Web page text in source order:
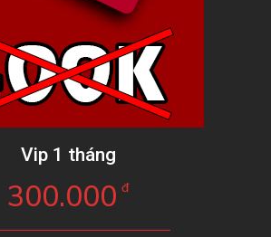
Vip 1 tháng
300.000 đ